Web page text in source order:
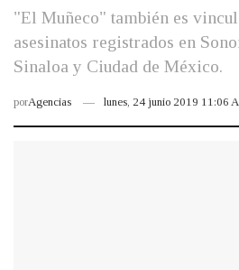
"El Muñeco" también es
asesinatos registrados en
Sinaloa y Ciudad de México.
porAgencias lunes, 24 junio 2019 11:06